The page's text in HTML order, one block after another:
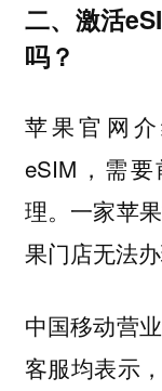
二、激活
吗？
苹果官网
eSIM，需
理。一家苹
果门店无法
中国移动营
客服均表示